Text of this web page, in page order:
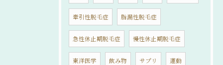
牽引性脱毛症 脂漏性脱毛症
急性休止期脱毛症 慢性休止期脱毛症
東洋医学 飲み物 サプリ 運動